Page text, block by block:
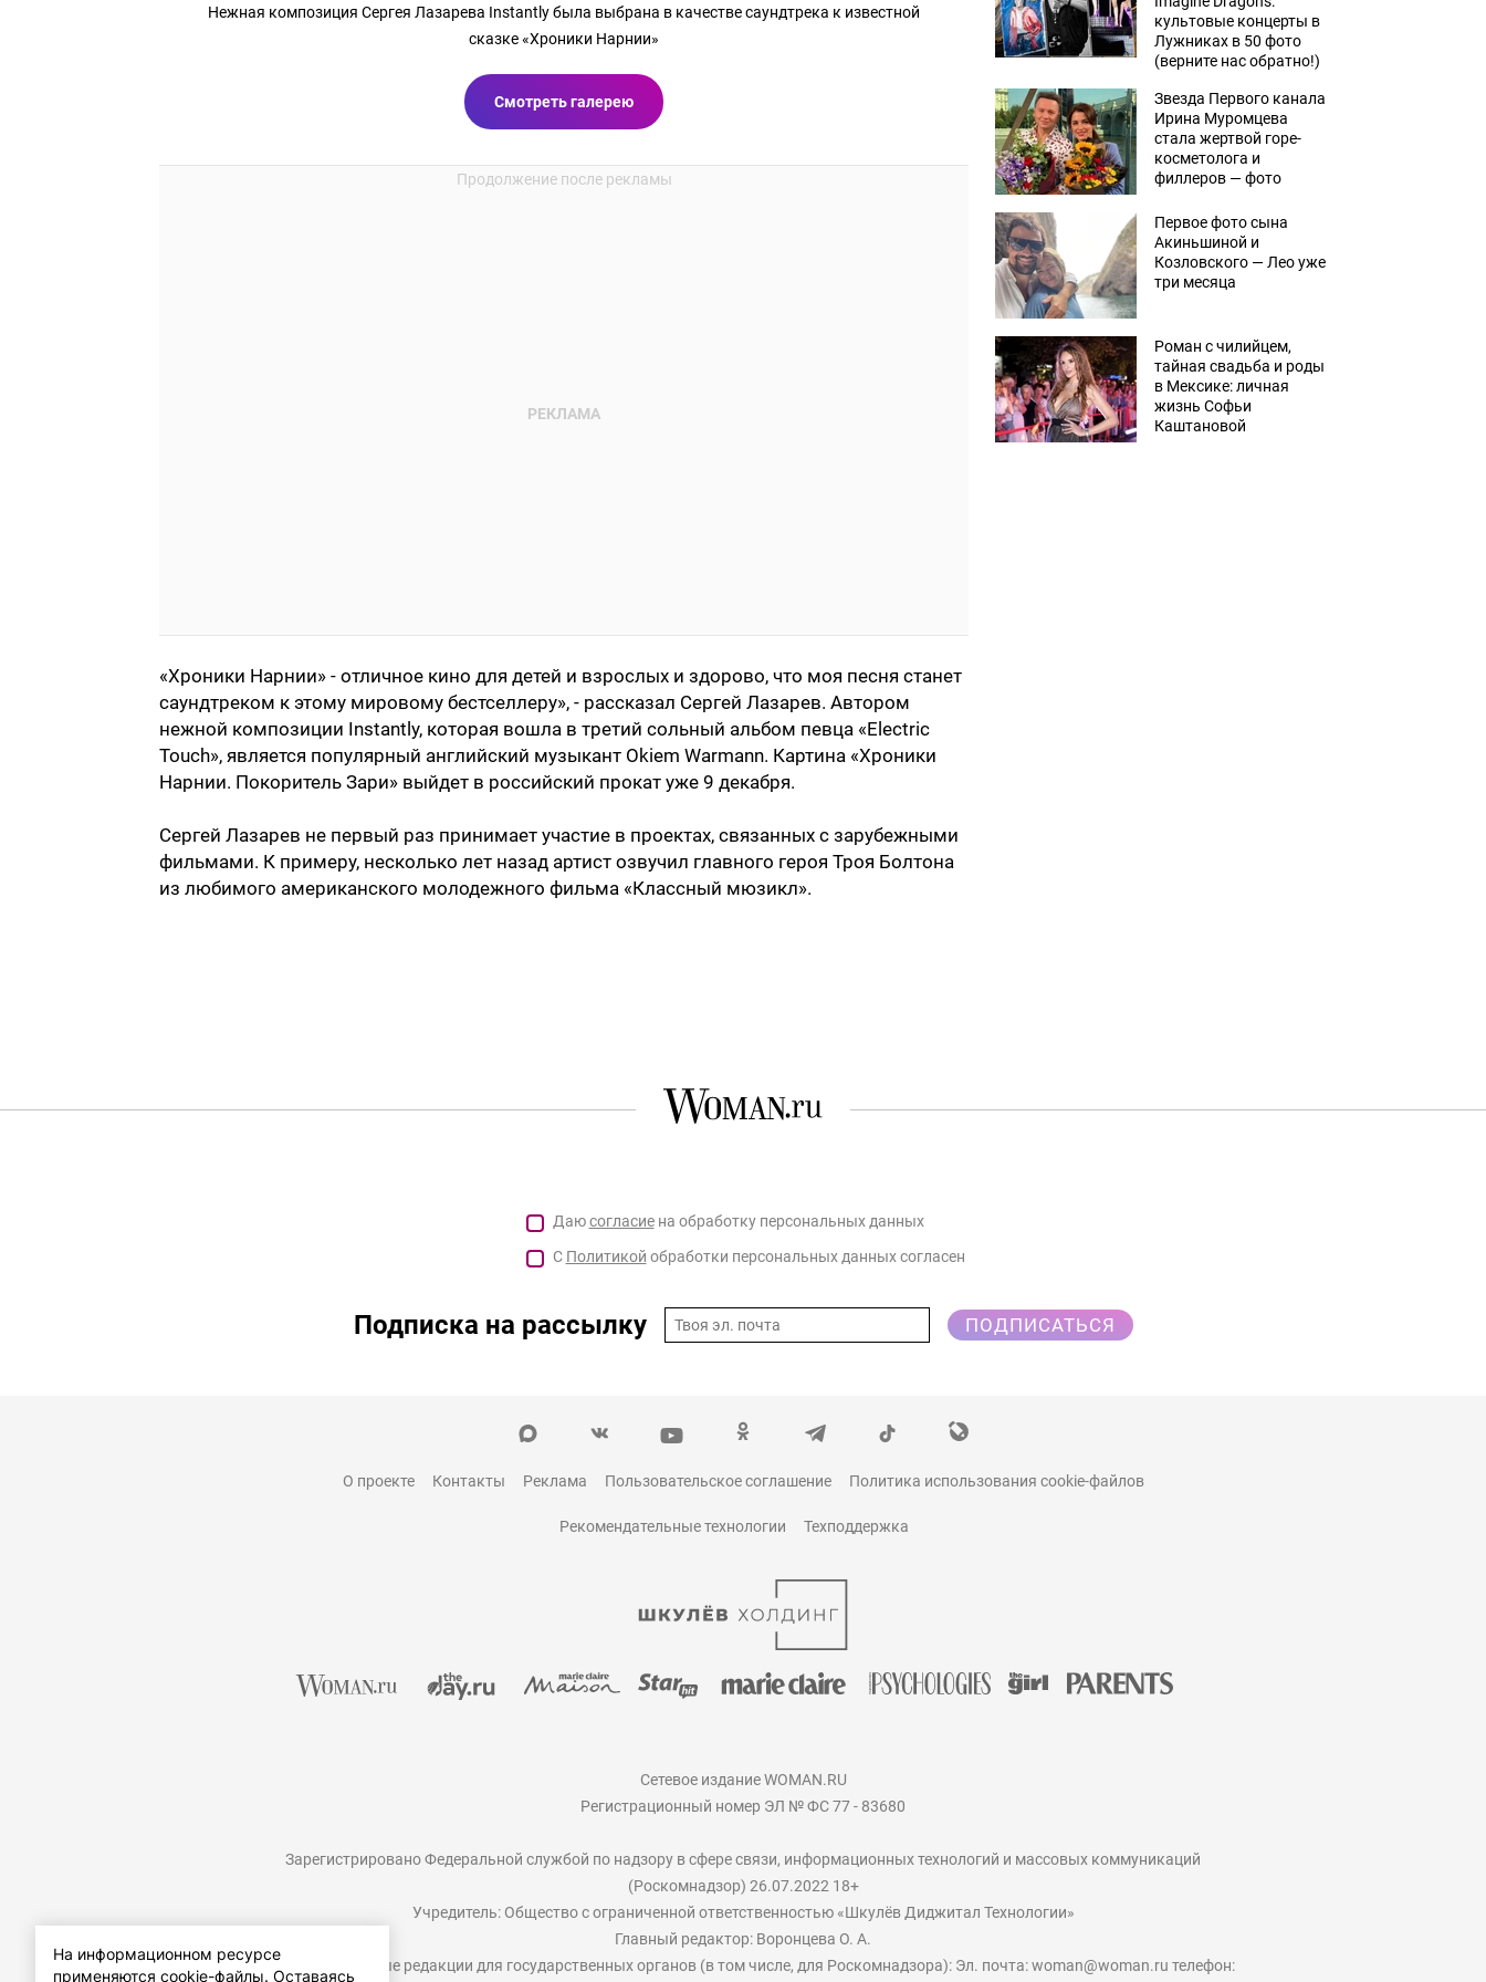
Нежная композиция Сергея Лазарева Instantly была выбрана в качестве саундтрека к известной
сказке «Хроники Нарнии»
Смотреть галерею
«Хроники Нарнии» - отличное кино для детей и взрослых и здорово, что моя песня станет
саундтреком к этому мировому бестселлеру», - рассказал Сергей Лазарев. Автором
нежной композиции Instantly, которая вошла в третий сольный альбом певца «Electric
Touch», является популярный английский музыкант Okiem Warmann. Картина «Хроники
Нарнии. Покоритель Зари» выйдет в российский прокат уже 9 декабря.
Сергей Лазарев не первый раз принимает участие в проектах, связанных с зарубежными
фильмами. К примеру, несколько лет назад артист озвучил главного героя Троя Болтона
из любимого американского молодежного фильма «Классный мюзикл».
культовые концерты в
Лужниках в 50 фото
(верните нас обратно!)
Звезда Первого канала
Ирина Муромцева
стала жертвой горе-
косметолога и
филлеров — фото
Первое фото сына
Акиньшиной и
Козловского — Лео уже
три месяца
Роман с чилийцем,
тайная свадьба и роды
в Мексике: личная
жизнь Софьи
Каштановой
Даюсогласиена обработку персональных данных
С Политикой обработки персональных данных согласен
Подписка на рассылку ПОДПИСАТЬСЯ
О проекте Контакты Реклама Пользовательское соглашение Политика использования cookie-файлов
Рекомендательные технологии Техподдержка
Сетевое издание WOMAN.RU
Регистрационный номер ЭЛ № ФС 77 - 83680
Зарегистрировано Федеральной службой по надзору в сфере связи, информационных технологий и массовых коммуникаций
(Роскомнадзор) 26.07.2022 18+
Учредитель: Общество с ограниченной ответственностью «Шкулёв Диджитал Технологии»
Главный редактор: Воронцева О. А.
Контактные данные редакции для государственных органов (в том числе, для Роскомнадзора): Эл. почта: woman@woman.ru телефон:
На информационном ресурсе
применяются cookie-файлы. Оставаясь